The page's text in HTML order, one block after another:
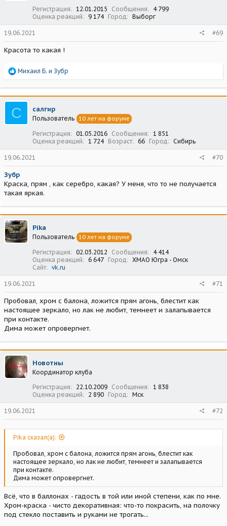
Регистрация 12.01.2015 Сообщения
4 799
Оценка реакций
9 174 Город Выборг
19.06.2021 #69
Красота то какая !
Р
а
к
ц
и
и
Михаил Б. и Зубр
С салгир
Пользователь 10 лет на форуме
Регистрация 01.05.2016 Сообщения
1 851
Оценка реакций
1 724 Возраст 66 Город Сибирь
19.06.2021 #70
Зубр
Краска, прям , как серебро, какая? У меня, что то не получается
такая яркая.
Pika
Пользователь 10 лет на форуме
Регистрация 02.03.2012 Сообщения
4 414
Оценка реакций
6 647 Город
ХМАО Югра - Омск
Сайт
vk.ru
19.06.2021 #71
Пробовал, хром с балона, ложится прям агонь, блестит как
настоящее зеркало, но лак не любит, темнеет и залапывается
при контакте.
Дима может опровергнет.
Новотны
Координатор клуба
Регистрация
22.10.2009 Сообщения
1 838
Оценка реакций
2 890 Город Мск
19.06.2021 #72
Pika сказал(а):
Пробовал, хром с балона, ложится прям агонь, блестит как
настоящее зеркало, но лак не любит, темнеет и залапывается
при контакте.
Дима может опровергнет.
Всё, что в баллонах - гадость в той или иной степени, как по мне.
Хром-краска - чисто декоративная: что-то покрасить, на полочку
под стекло поставить и руками не трогать...